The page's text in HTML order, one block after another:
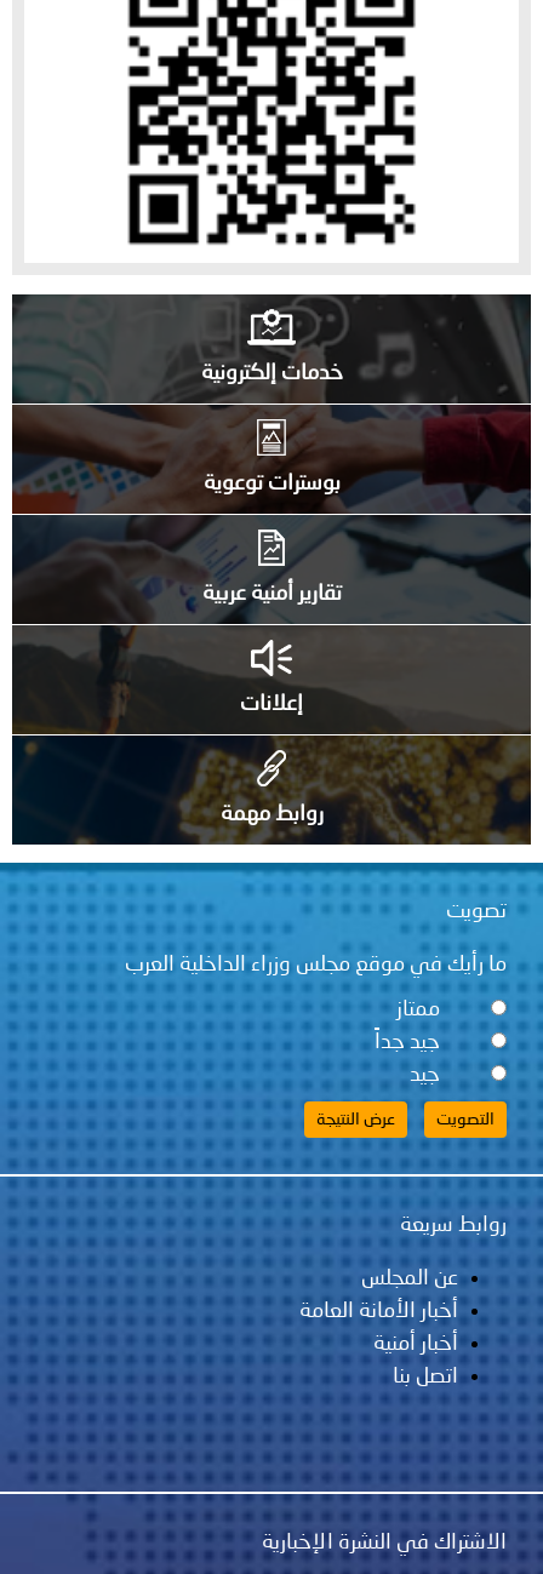
خدمات إلكترونية
بوسترات توعوية
تقارير أمنية عربية
إعلانات
روابط مهمة
تصويت
ما رأيك في موقع مجلس وزراء الداخلية العرب
ممتاز
جيد جداً
جيد
روابط سريعة
عن المجلس
أخبار الأمانة العامة
أخبار أمنية
اتصل بنا
الاشتراك في النشرة الإخبارية